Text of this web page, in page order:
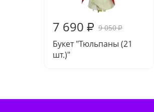
7 690 ₽ 9 050₽
Букет "Тюльпаны (21
шт.)"